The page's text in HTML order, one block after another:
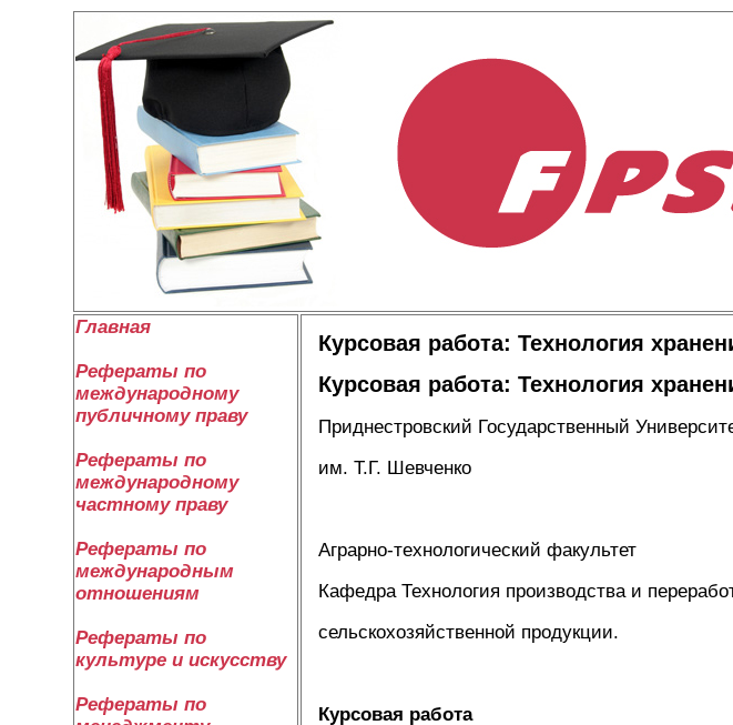
Главная
Рефераты по
международному
публичному праву
Рефераты по
международному
частному праву
Рефераты по
международным
отношениям
Рефераты по
культуре и искусству
Рефераты по
Курсовая работа: Технология
Курсовая работа: Технология
Приднестровский Государственный
им. Т.Г. Шевченко
Аграрно-технологический факультет
Кафедра Технология производства и
сельскохозяйственной продукции.
Курсовая работа